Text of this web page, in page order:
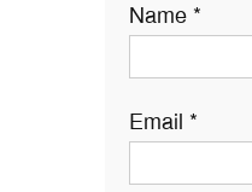
Name *
Email *